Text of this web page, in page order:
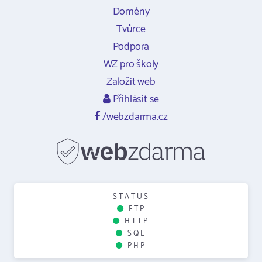
Domény
Tvůrce
Podpora
WZ pro školy
Založit web
Přihlásit se
/webzdarma.cz
STATUS
FTP
HTTP
SQL
PHP